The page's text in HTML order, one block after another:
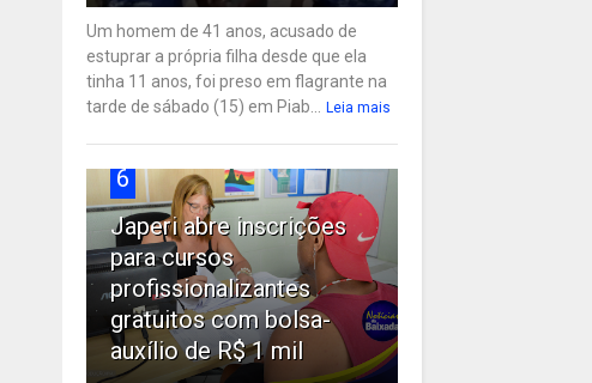
Um homem de 41 anos, acusado de
estuprar a própria filha desde que ela
tinha 11 anos, foi preso em flagrante na
tarde de sábado (15) em Piab... Leia mais
6
Japeri abre inscrições
para cursos
profissionalizantes
gratuitos com bolsa-
auxílio de R$ 1 mil